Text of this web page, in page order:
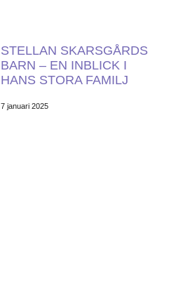
STELLAN SKARSGÅRDS
BARN – EN INBLICK I
HANS STORA FAMILJ
7 januari 2025